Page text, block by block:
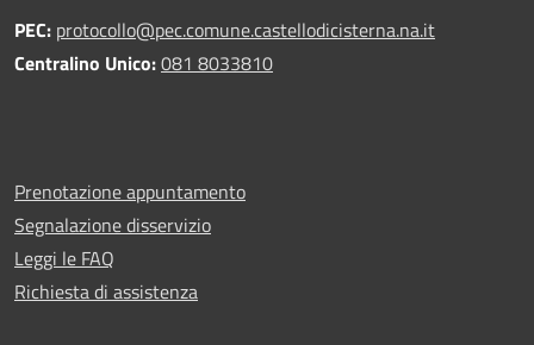
PEC: protocollo@pec.comune.castellodicisterna.na.it
Centralino Unico:081 8033810
Prenotazione appuntamento
Segnalazione disservizio
Leggi le FAQ
Richiesta di assistenza